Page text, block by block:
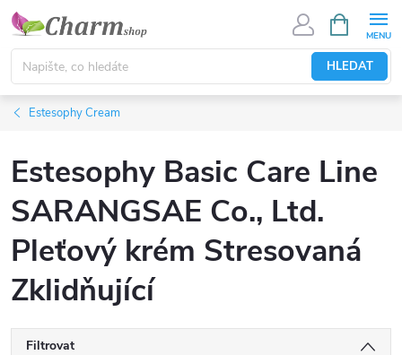
Přejít
obsah
HLEDAT
NÁKUPNÍ
KOŠÍK
Estesophy Cream
Estesophy Basic Care Line
SARANGSAE Co., Ltd.
Pleťový krém Stresovaná
Zklidňující
Filtrovat